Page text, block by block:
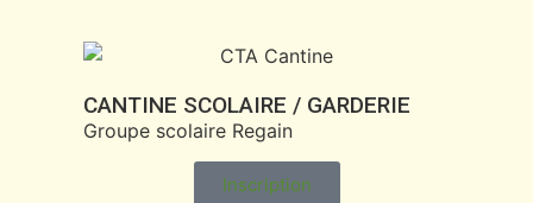
CANTINE SCOLAIRE / GARDERIE
Groupe scolaire Regain
Inscription